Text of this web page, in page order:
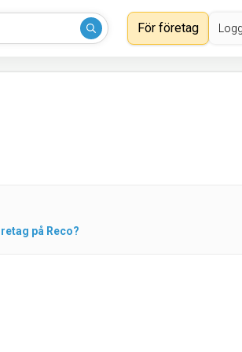
För företag
på Reco?